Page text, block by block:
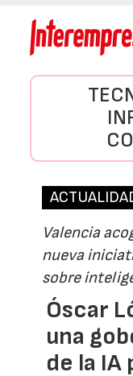
Valencia
nueva
sobre
Óscar
una
de la IA